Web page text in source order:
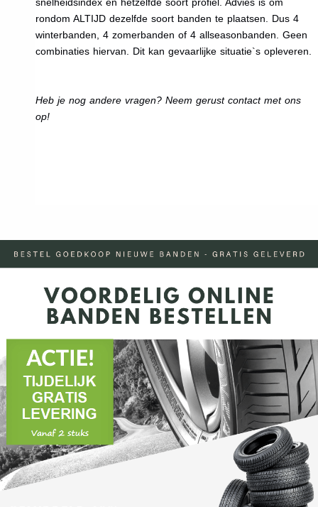
rondom ALTIJD dezelfde soort banden te plaatsen. Dus 4
winterbanden, 4 zomerbanden of 4 allseasonbanden. Geen
combinaties hiervan. Dit kan gevaarlijke situatie`s opleveren.
Heb je nog andere vragen? Neem gerust contact met ons
op!